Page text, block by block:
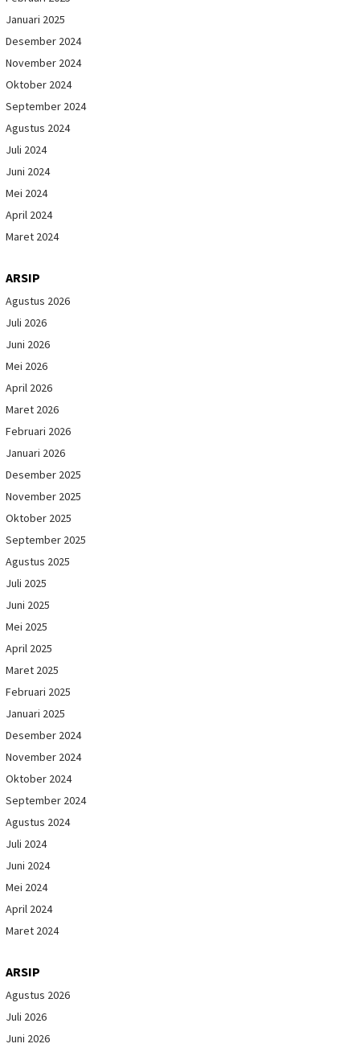
Januari 2025
Desember 2024
November 2024
Oktober 2024
September 2024
Agustus 2024
Juli 2024
Juni 2024
Mei 2024
April 2024
Maret 2024
ARSIP
Agustus 2026
Juli 2026
Juni 2026
Mei 2026
April 2026
Maret 2026
Februari 2026
Januari 2026
Desember 2025
November 2025
Oktober 2025
September 2025
Agustus 2025
Juli 2025
Juni 2025
Mei 2025
April 2025
Maret 2025
Februari 2025
Januari 2025
Desember 2024
November 2024
Oktober 2024
September 2024
Agustus 2024
Juli 2024
Juni 2024
Mei 2024
April 2024
Maret 2024
ARSIP
Agustus 2026
Juli 2026
Juni 2026